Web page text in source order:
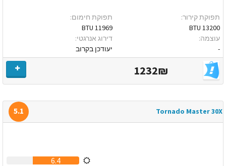
תפוקת קירור:
13200 BTU
עוצמה:
-
תפוקת חימום:
11969 BTU
דירוג אנרגטי:
יעודכן בקרוב
1232₪
Tornado Master 30X
5.1
6.4